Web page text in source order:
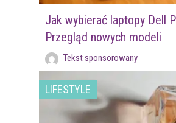
Jak wybierać laptopy Dell
Przegląd nowych modeli
Tekst sponsorowany
LIFESTYLE